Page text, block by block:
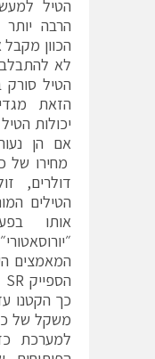
הטיל
הרבה יותר
לא
הטיל סורק
הזאת
יכולות
אם הן
מחירו של
דולרים,
הטילים
אותו
המאמצים
כך הקטנו
משקל של
למערכת